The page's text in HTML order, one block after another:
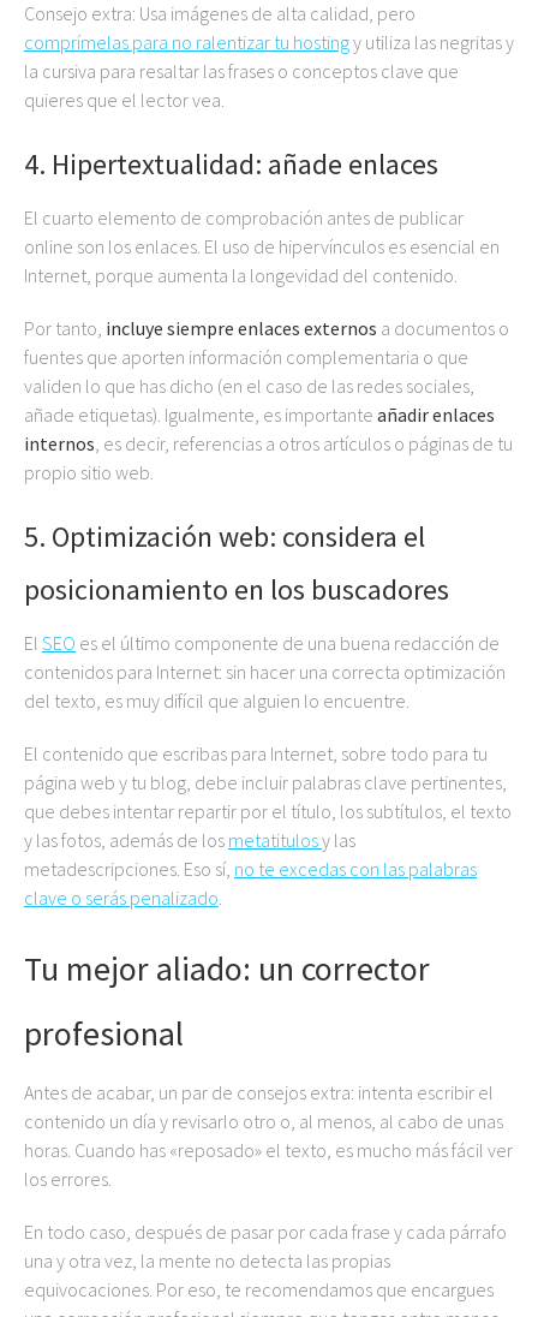
Consejo extra: Usa imágenes de alta calidad, pero
comprímelas para no ralentizar tu hostingy utiliza las negritas y
la cursiva para resaltar las frases o conceptos clave que
quieres que el lector vea.
4. Hipertextualidad: añade enlaces
El cuarto elemento de comprobación antes de publicar
online son los enlaces. El uso de hipervínculos es esencial en
Internet, porque aumenta la longevidad del contenido.
Por tanto, incluye siempre enlaces externos a documentos o
fuentes que aporten información complementaria o que
validen lo que has dicho (en el caso de las redes sociales,
añade etiquetas). Igualmente, es importante añadir enlaces
internos, es decir, referencias a otros artículos o páginas de tu
propio sitio web.
5. Optimización web: considera el
posicionamiento en los buscadores
El SEO es el último componente de una buena redacción de
contenidos para Internet: sin hacer una correcta optimización
del texto, es muy difícil que alguien lo encuentre.
El contenido que escribas para Internet, sobre todo para tu
página web y tu blog, debe incluir palabras clave pertinentes,
que debes intentar repartir por el título, los subtítulos, el texto
y las fotos, además de los metatitulosy las
metadescripciones. Eso sí, no te excedas con las palabras
clave o serás penalizado.
Tu mejor aliado: un corrector
profesional
Antes de acabar, un par de consejos extra: intenta escribir el
contenido un día y revisarlo otro o, al menos, al cabo de unas
horas. Cuando has «reposado» el texto, es mucho más fácil ver
los errores.
En todo caso, después de pasar por cada frase y cada párrafo
una y otra vez, la mente no detecta las propias
equivocaciones. Por eso, te recomendamos que encargues